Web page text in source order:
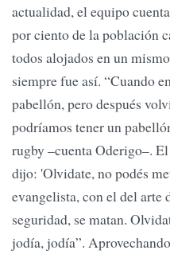
actualidad, el equipo
por ciento de la población
todos alojados en un
siempre fue así. “Cuando
pabellón, pero después
podríamos tener un
rugby –cuenta Oderigo–.
dijo: 'Olvidate, no podés
evangelista, con el del
seguridad, se matan.
jodía, jodía”.